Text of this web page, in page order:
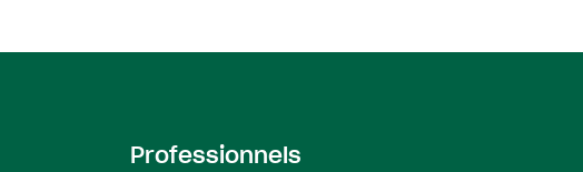
Professionnels